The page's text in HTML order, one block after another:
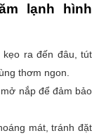
lạnh hình
ra đến đâu, tút
thơm ngon.
nắp để đảm bảo
mát, tránh đặt